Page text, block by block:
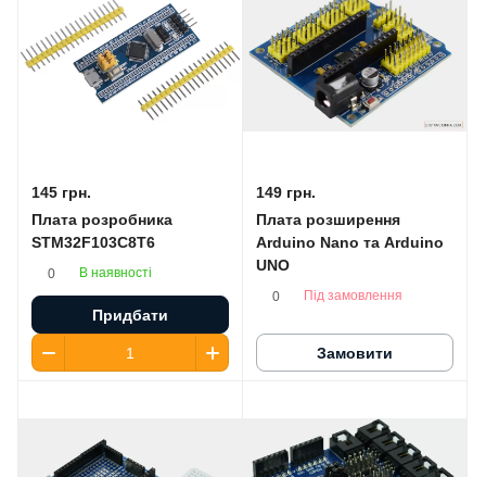
145 грн.
Плата розробника
STM32F103C8T6
0 В наявності
Придбати
149 грн.
Плата розширення
Arduino Nano та Arduino
UNO
0 Під замовлення
Замовити